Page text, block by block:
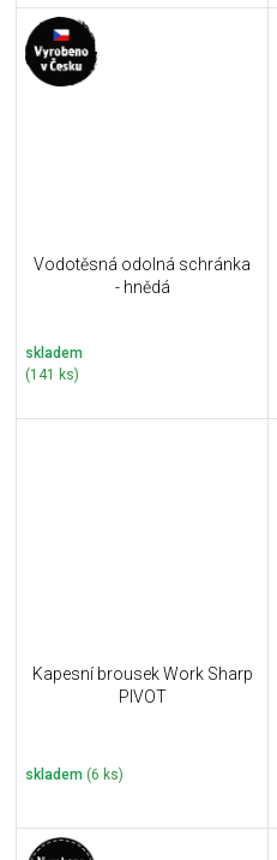
Vodotěsná odolná schránka
- hnědá
skladem
(141 ks)
Kapesní brousek Work Sharp
PIVOT
skladem (6 ks)